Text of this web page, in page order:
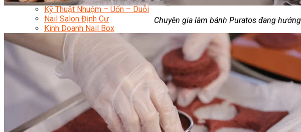
Kỹ Thuật Nhuộm – Uốn – Duỗi
Nail Salon Định Cư
Kinh Doanh Nail Box
Train The Trainer – Chuyên Ngành Nail
Chăm Sóc Mẹ Và Bé
Gội Đầu Dưỡng Sinh Và Massage Thư Giãn
Marketing Online Ngành Chăm Sóc Sắc Đẹp
Chuyên Đề Chăm Sóc Sắc Đẹp
Âm Nhạc
Nhạc Công Chuyên Nghiệp
Ca Sĩ Chuyên Nghiệp
Học Đàn Violin
Học Violin Cover
Chuyên gia làm bánh Puratos đang